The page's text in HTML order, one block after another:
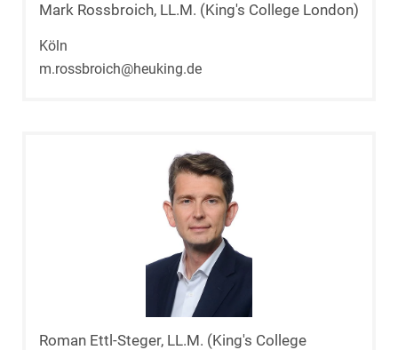
Mark Rossbroich, LL.M. (King's College London)
Köln
m.rossbroich@heuking.de
Roman Ettl-Steger, LL.M. (King's College